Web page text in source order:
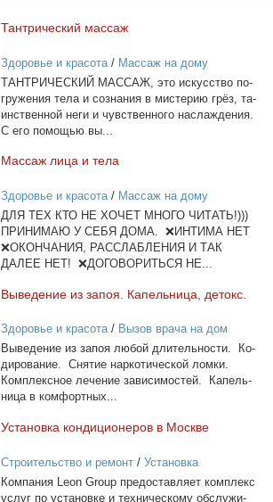
Тан­три­че­ский мас­саж
Здоровье и красота/ Массаж на дому
ТАНТРИЧЕСКИЙ МАССАЖ, это ис­кус­ство по­
гру­же­ния те­ла и со­зна­ния в ми­сте­рию грёз, та­
ин­ствен­ной неги и чув­ствен­но­го на­сла­жде­ния.
С его по­мо­щью вы...
Мас­саж ли­ца и те­ла
Здоровье и красота/ Массаж на дому
ДЛЯ ТЕХ КТО НЕ ХОЧЕТ МНОГО ЧИТАТЬ!)))
ПРИНИМАЮ У СЕБЯ ДОМА. ❌ИНТИМА НЕТ
❌ОКОНЧАНИЯ, РАССЛАБЛЕНИЯ И ТАК
ДАЛЕЕ НЕТ! ❌ДОГОВОРИТЬСЯ НЕ...
Вы­ве­де­ние из за­поя. Ка­пель­ни­ца, де­токс.
Здоровье и красота/ Вызов врача на дом
Вы­ве­де­ние из за­поя лю­бой дли­тель­но­сти. Ко­
ди­ро­ва­ние. Сня­тие нар­ко­ти­че­ской лом­ки.
Ком­плекс­ное ле­че­ние за­ви­си­мо­стей. Ка­пель­
ни­ца в ком­форт­ных...
Уста­нов­ка кон­ди­ци­о­не­ров в Москве
Строительство и ремонт/ Установка
кондиционеров
Ком­па­ния Leon Group предо­став­ля­ет ком­плекс
услуг по уста­нов­ке и тех­ни­че­ско­му об­слу­жи­